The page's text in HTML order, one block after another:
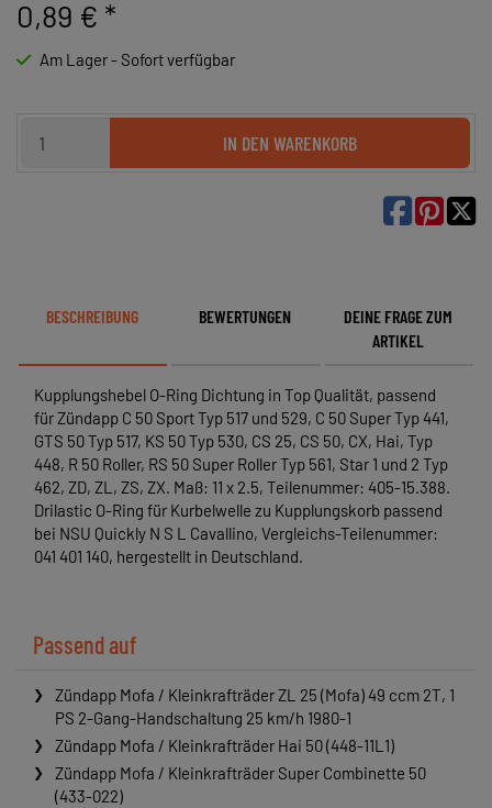
0,89 € *
Am Lager - Sofort verfügbar
IN DEN WARENKORB

BESCHREIBUNG BEWERTUNGEN
DEINE FRAGE ZUM
ARTIKEL
Kupplungshebel O-Ring Dichtung in Top Qualität, passend
für Zündapp C 50 Sport Typ 517 und 529, C 50 Super Typ 441,
GTS 50 Typ 517, KS 50 Typ 530, CS 25, CS 50, CX, Hai, Typ
448, R 50 Roller, RS 50 Super Roller Typ 561, Star 1 und 2 Typ
462, ZD, ZL, ZS, ZX. Maß: 11 x 2.5, Teilenummer: 405-15.388.
Drilastic O-Ring für Kurbelwelle zu Kupplungskorb passend
bei NSU Quickly N S L Cavallino, Vergleichs-Teilenummer:
041 401 140, hergestellt in Deutschland.
Passend auf
Zündapp Mofa / Kleinkrafträder ZL 25 (Mofa) 49 ccm 2T, 1
PS 2-Gang-Handschaltung 25 km/h 1980-1
Zündapp Mofa / Kleinkrafträder Hai 50 (448-11L1)
Zündapp Mofa / Kleinkrafträder Super Combinette 50
(433-022)